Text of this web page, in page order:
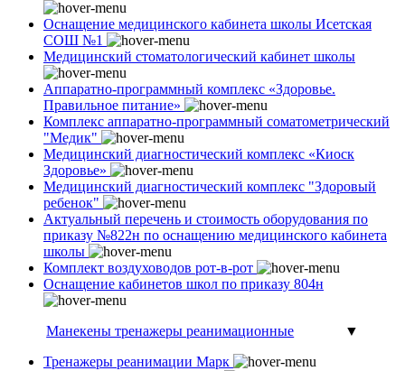
Оснащение медицинского кабинета школы Исетская
СОШ №1
Медицинский стоматологический кабинет школы
Аппаратно-программный комплекс «Здоровье.
Правильное питание»
Комплекс аппаратно-программный соматометрический
"Медик"
Медицинский диагностический комплекс «Киоск
Здоровье»
Медицинский диагностический комплекс "Здоровый
ребенок"
Актуальный перечень и стоимость оборудования по
приказу №822н по оснащению медицинского кабинета
школы
Комплект воздуховодов рот-в-рот
Оснащение кабинетов школ по приказу 804н
Манекены тренажеры реанимационные
▼
Тренажеры реанимации Марк